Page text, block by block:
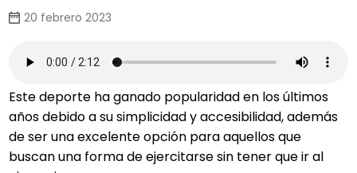
20 febrero 2023
Este deporte ha ganado popularidad en los últimos
años debido a su simplicidad y accesibilidad, además
de ser una excelente opción para aquellos que
buscan una forma de ejercitarse sin tener que ir al